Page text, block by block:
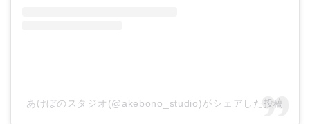
あけぼのスタジオ(@akebono_studio)がシェアした投稿